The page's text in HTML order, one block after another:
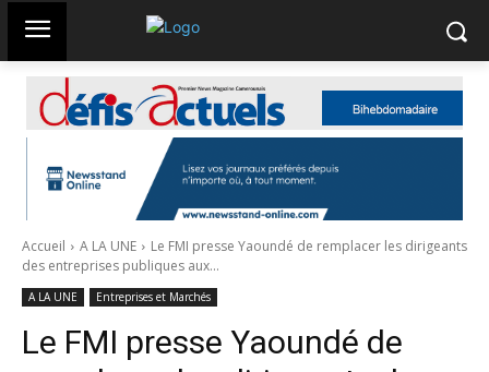
Accueil A LA UNE
Le FMI presse Yaoundé de remplacer les dirigeants
des entreprises publiques aux...
A LA UNE Entreprises et Marchés
Le FMI presse Yaoundé de